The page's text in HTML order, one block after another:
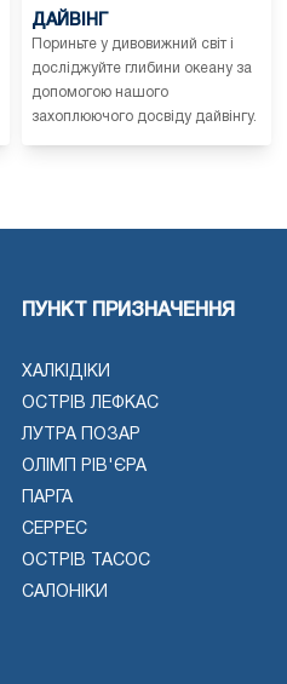
ДАЙВІНГ
Пориньте у дивовижний світ і
досліджуйте глибини океану за
допомогою нашого
захоплюючого досвіду дайвінгу.
ПУНКТ ПРИЗНАЧЕННЯ
ХАЛКІДІКИ
ОСТРІВ ЛЕФКАС
ЛУТРА ПОЗАР
ОЛІМП РІВ'ЄРА
ПАРГА
СЕРРЕС
ОСТРІВ ТАСОС
САЛОНІКИ